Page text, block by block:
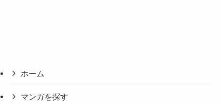
ホーム
マンガを探す